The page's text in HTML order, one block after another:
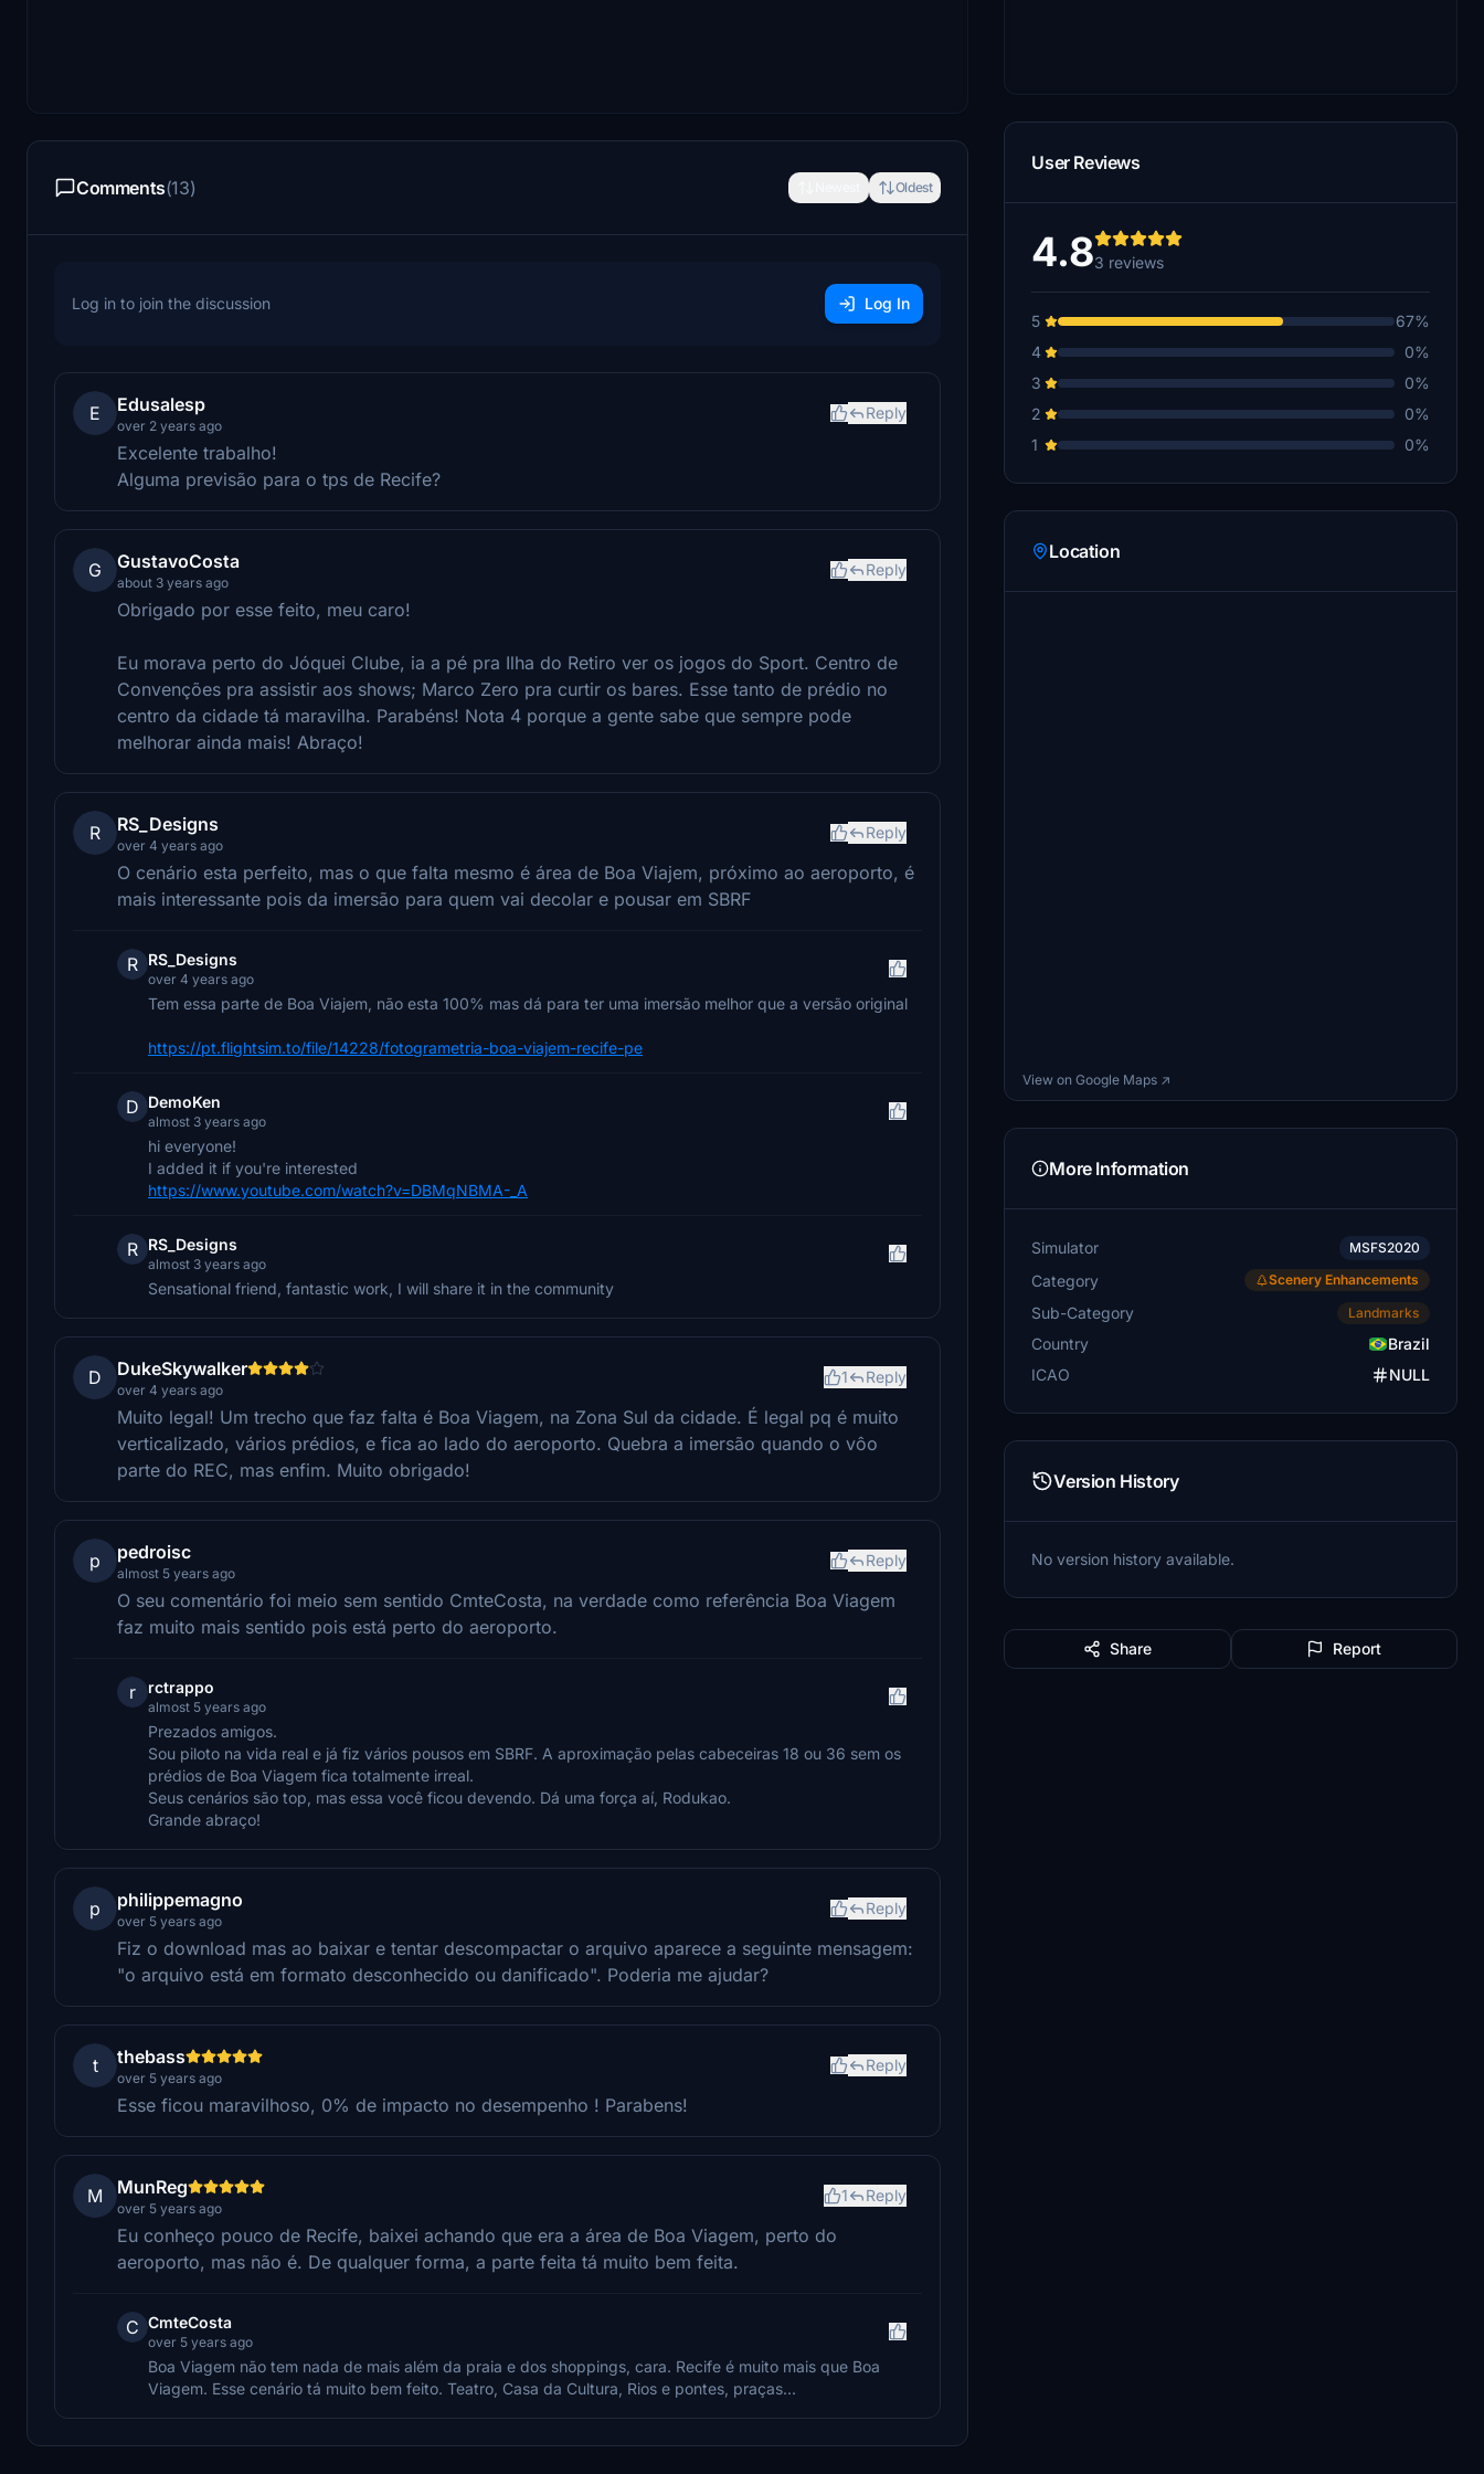
Comments(13) Oldest
Log in to join the discussion Log In
E Edusalesp
over 2 years ago
Reply
Excelente trabalho!
Alguma previsão para o tps de Recife?
G GustavoCosta
about 3 years ago
Reply
Obrigado por esse feito, meu caro!
Eu morava perto do Jóquei Clube, ia a pé pra Ilha do Retiro ver os jogos do Sport. Centro de
Convenções pra assistir aos shows; Marco Zero pra curtir os bares. Esse tanto de prédio no
centro da cidade tá maravilha. Parabéns! Nota 4 porque a gente sabe que sempre pode
melhorar ainda mais! Abraço!
R RS_Designs
over 4 years ago
Reply
O cenário esta perfeito, mas o que falta mesmo é área de Boa Viajem, próximo ao aeroporto, é
mais interessante pois da imersão para quem vai decolar e pousar em SBRF
R RS_Designs
over 4 years ago
Tem essa parte de Boa Viajem, não esta 100% mas dá para ter uma imersão melhor que a versão original
https://pt.flightsim.to/file/14228/fotogrametria-boa-viajem-recife-pe
D DemoKen
almost 3 years ago
hi everyone!
I added it if you're interested
https://www.youtube.com/watch?v=DBMqNBMA-_A
R RS_Designs
almost 3 years ago
Sensational friend, fantastic work, I will share it in the community
D DukeSkywalker
over 4 years ago
1 Reply
Muito legal! Um trecho que faz falta é Boa Viagem, na Zona Sul da cidade. É legal pq é muito
verticalizado, vários prédios, e fica ao lado do aeroporto. Quebra a imersão quando o vôo
parte do REC, mas enfim. Muito obrigado!
p pedroisc
almost 5 years ago
Reply
O seu comentário foi meio sem sentido CmteCosta, na verdade como referência Boa Viagem
faz muito mais sentido pois está perto do aeroporto.
r rctrappo
almost 5 years ago
Prezados amigos.
Sou piloto na vida real e já fiz vários pousos em SBRF. A aproximação pelas cabeceiras 18 ou 36 sem os
prédios de Boa Viagem fica totalmente irreal.
Seus cenários são top, mas essa você ficou devendo. Dá uma força aí, Rodukao.
Grande abraço!
p philippemagno
over 5 years ago
Reply
Fiz o download mas ao baixar e tentar descompactar o arquivo aparece a seguinte mensagem:
"o arquivo está em formato desconhecido ou danificado". Poderia me ajudar?
t thebass
over 5 years ago
Reply
Esse ficou maravilhoso, 0% de impacto no desempenho ! Parabens!
M MunReg
over 5 years ago
1 Reply
Eu conheço pouco de Recife, baixei achando que era a área de Boa Viagem, perto do
aeroporto, mas não é. De qualquer forma, a parte feita tá muito bem feita.
C CmteCosta
over 5 years ago
Boa Viagem não tem nada de mais além da praia e dos shoppings, cara. Recife é muito mais que Boa
Viagem. Esse cenário tá muito bem feito. Teatro, Casa da Cultura, Rios e pontes, praças...
User Reviews
4.83 reviews
5
67%
4
0%
3
0%
2
0%
1
0%
Location
View on Google Maps ↗
More Information
Simulator MSFS2020
Category Scenery Enhancements
Sub-Category Landmarks
Country
Brazil
ICAO
NULL
Version History
No version history available.
Share Report